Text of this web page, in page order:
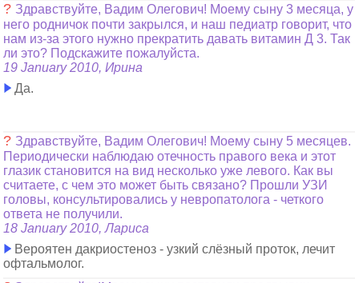
? Здравствуйте, Вадим Олегович! Моему сыну 3 месяца, у
него родничок почти закрылся, и наш педиатр говорит, что
нам из-за этого нужно прекратить давать витамин Д 3. Так
ли это? Подскажите пожалуйста.
19 January 2010, Ирина
Да.
? Здравствуйте, Вадим Олегович! Моему сыну 5 месяцев.
Периодически наблюдаю отечность правого века и этот
глазик становится на вид несколько уже левого. Как вы
считаете, с чем это может быть связано? Прошли УЗИ
головы, консультировались у невропатолога - четкого
ответа не получили.
18 January 2010, Лариса
Вероятен дакриостеноз - узкий слёзный проток, лечит
офтальмолог.